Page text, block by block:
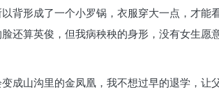
背形成了一个小罗锅，衣服穿大一点，才能
还算英俊，但我病秧秧的身形，没有女生愿
成山沟里的金凤凰，我不想过早的退学，让